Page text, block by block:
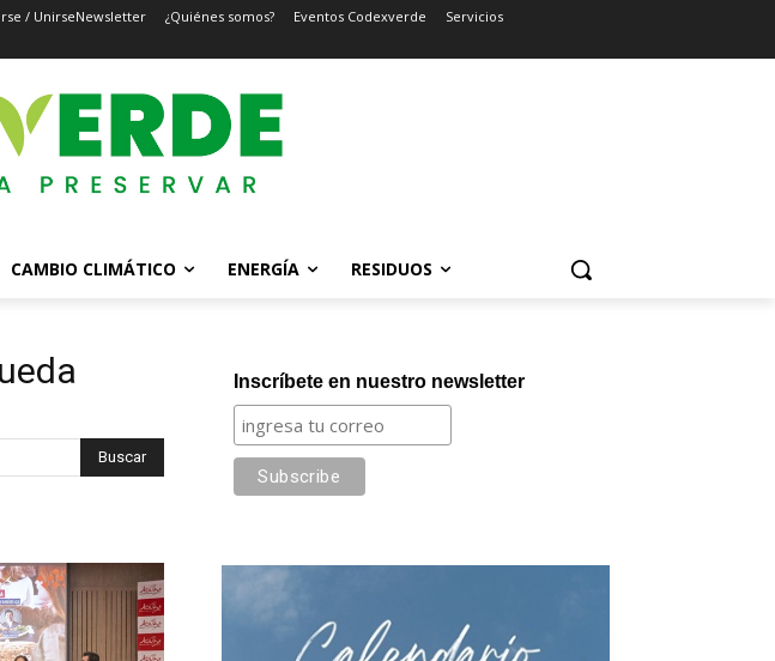
/ UnirseNewsletter ¿Quiénes somos? Eventos Codexverde Servicios
CAMBIO CLIMÁTICO ENERGÍA RESIDUOS
Inscríbete en nuestro newsletter